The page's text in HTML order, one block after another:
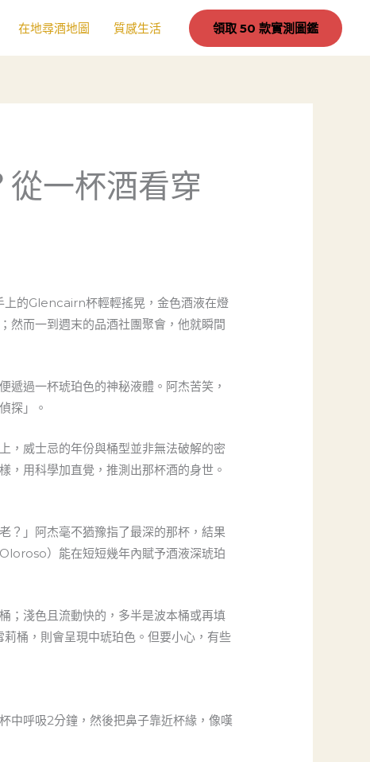
在地尋酒地圖 質感生活 領取 50 款實測圖鑑
一杯酒看穿
上的Glencairn杯輕輕搖晃，金色酒液在燈
然而一到週末的品酒社團聚會，他就瞬間
遞過一杯琥珀色的神秘液體。阿杰苦笑，
探」。
，威士忌的年份與桶型並非無法破解的密
，用科學加直覺，推測出那杯酒的身世。
？」阿杰毫不猶豫指了最深的那杯，結果
Oloroso）能在短短幾年內賦予酒液深琥珀
；淺色且流動快的，多半是波本桶或再填
桶，則會呈現中琥珀色。但要小心，有些
中呼吸2分鐘，然後把鼻子靠近杯緣，像嘆